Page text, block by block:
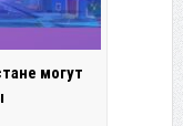
могут